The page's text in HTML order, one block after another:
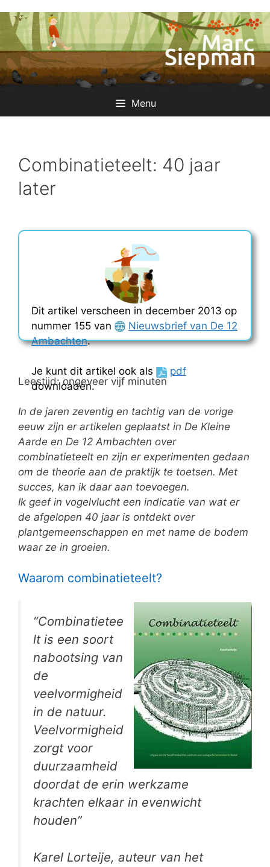
naar
inhoud
Menu
Combinatieteelt: 40 jaar
later
Dit artikel verscheen in december 2013 op
nummer 155 van
Nieuwsbrief van De 12
Ambachten.
Je kunt dit artikel ook als
pdf
downloaden.
Leestijd: ongeveer vijf minuten
In de jaren zeventig en tachtig van de vorige
eeuw zijn er artikelen geplaatst in De Kleine
Aarde en De 12 Ambachten over
combinatieteelt en zijn er experimenten gedaan
om de theorie aan de praktijk te toetsen. Met
succes, kan ik daar aan toevoegen.
Ik geef in vogelvlucht een indicatie van wat er
de afgelopen 40 jaar is ontdekt over
plantgemeenschappen en met name de bodem
waar ze in groeien.
Waarom combinatieteelt?
“Combinatietee
lt is een soort
nabootsing van
de
veelvormigheid
in de natuur.
Veelvormigheid
zorgt voor
duurzaamheid
doordat de erin werkzame
krachten elkaar in evenwicht
houden”
Karel Lorteije, auteur van het